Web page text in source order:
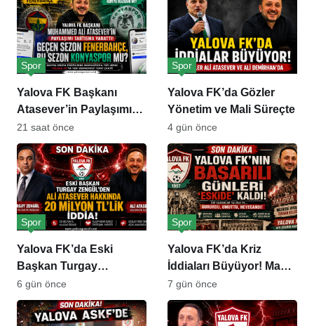
Yalova FK Başkanı
Atasever’in Paylaşımı
Gündem Oldu
Spor
21 saat önce
Yalova FK’da Gözler
Yönetim ve Mali Süreçte
Spor
4 gün önce
Yalova FK’da Eski
Başkan Turgay
Zengül’den Ali Atasever
Hakkında 20 Milyon
TL’lik İddia
Spor
6 gün önce
Yalova FK’da Kriz
İddiaları Büyüyor! Maaş
ve Esnaf Alacakları
Gündemde
Spor
7 gün önce